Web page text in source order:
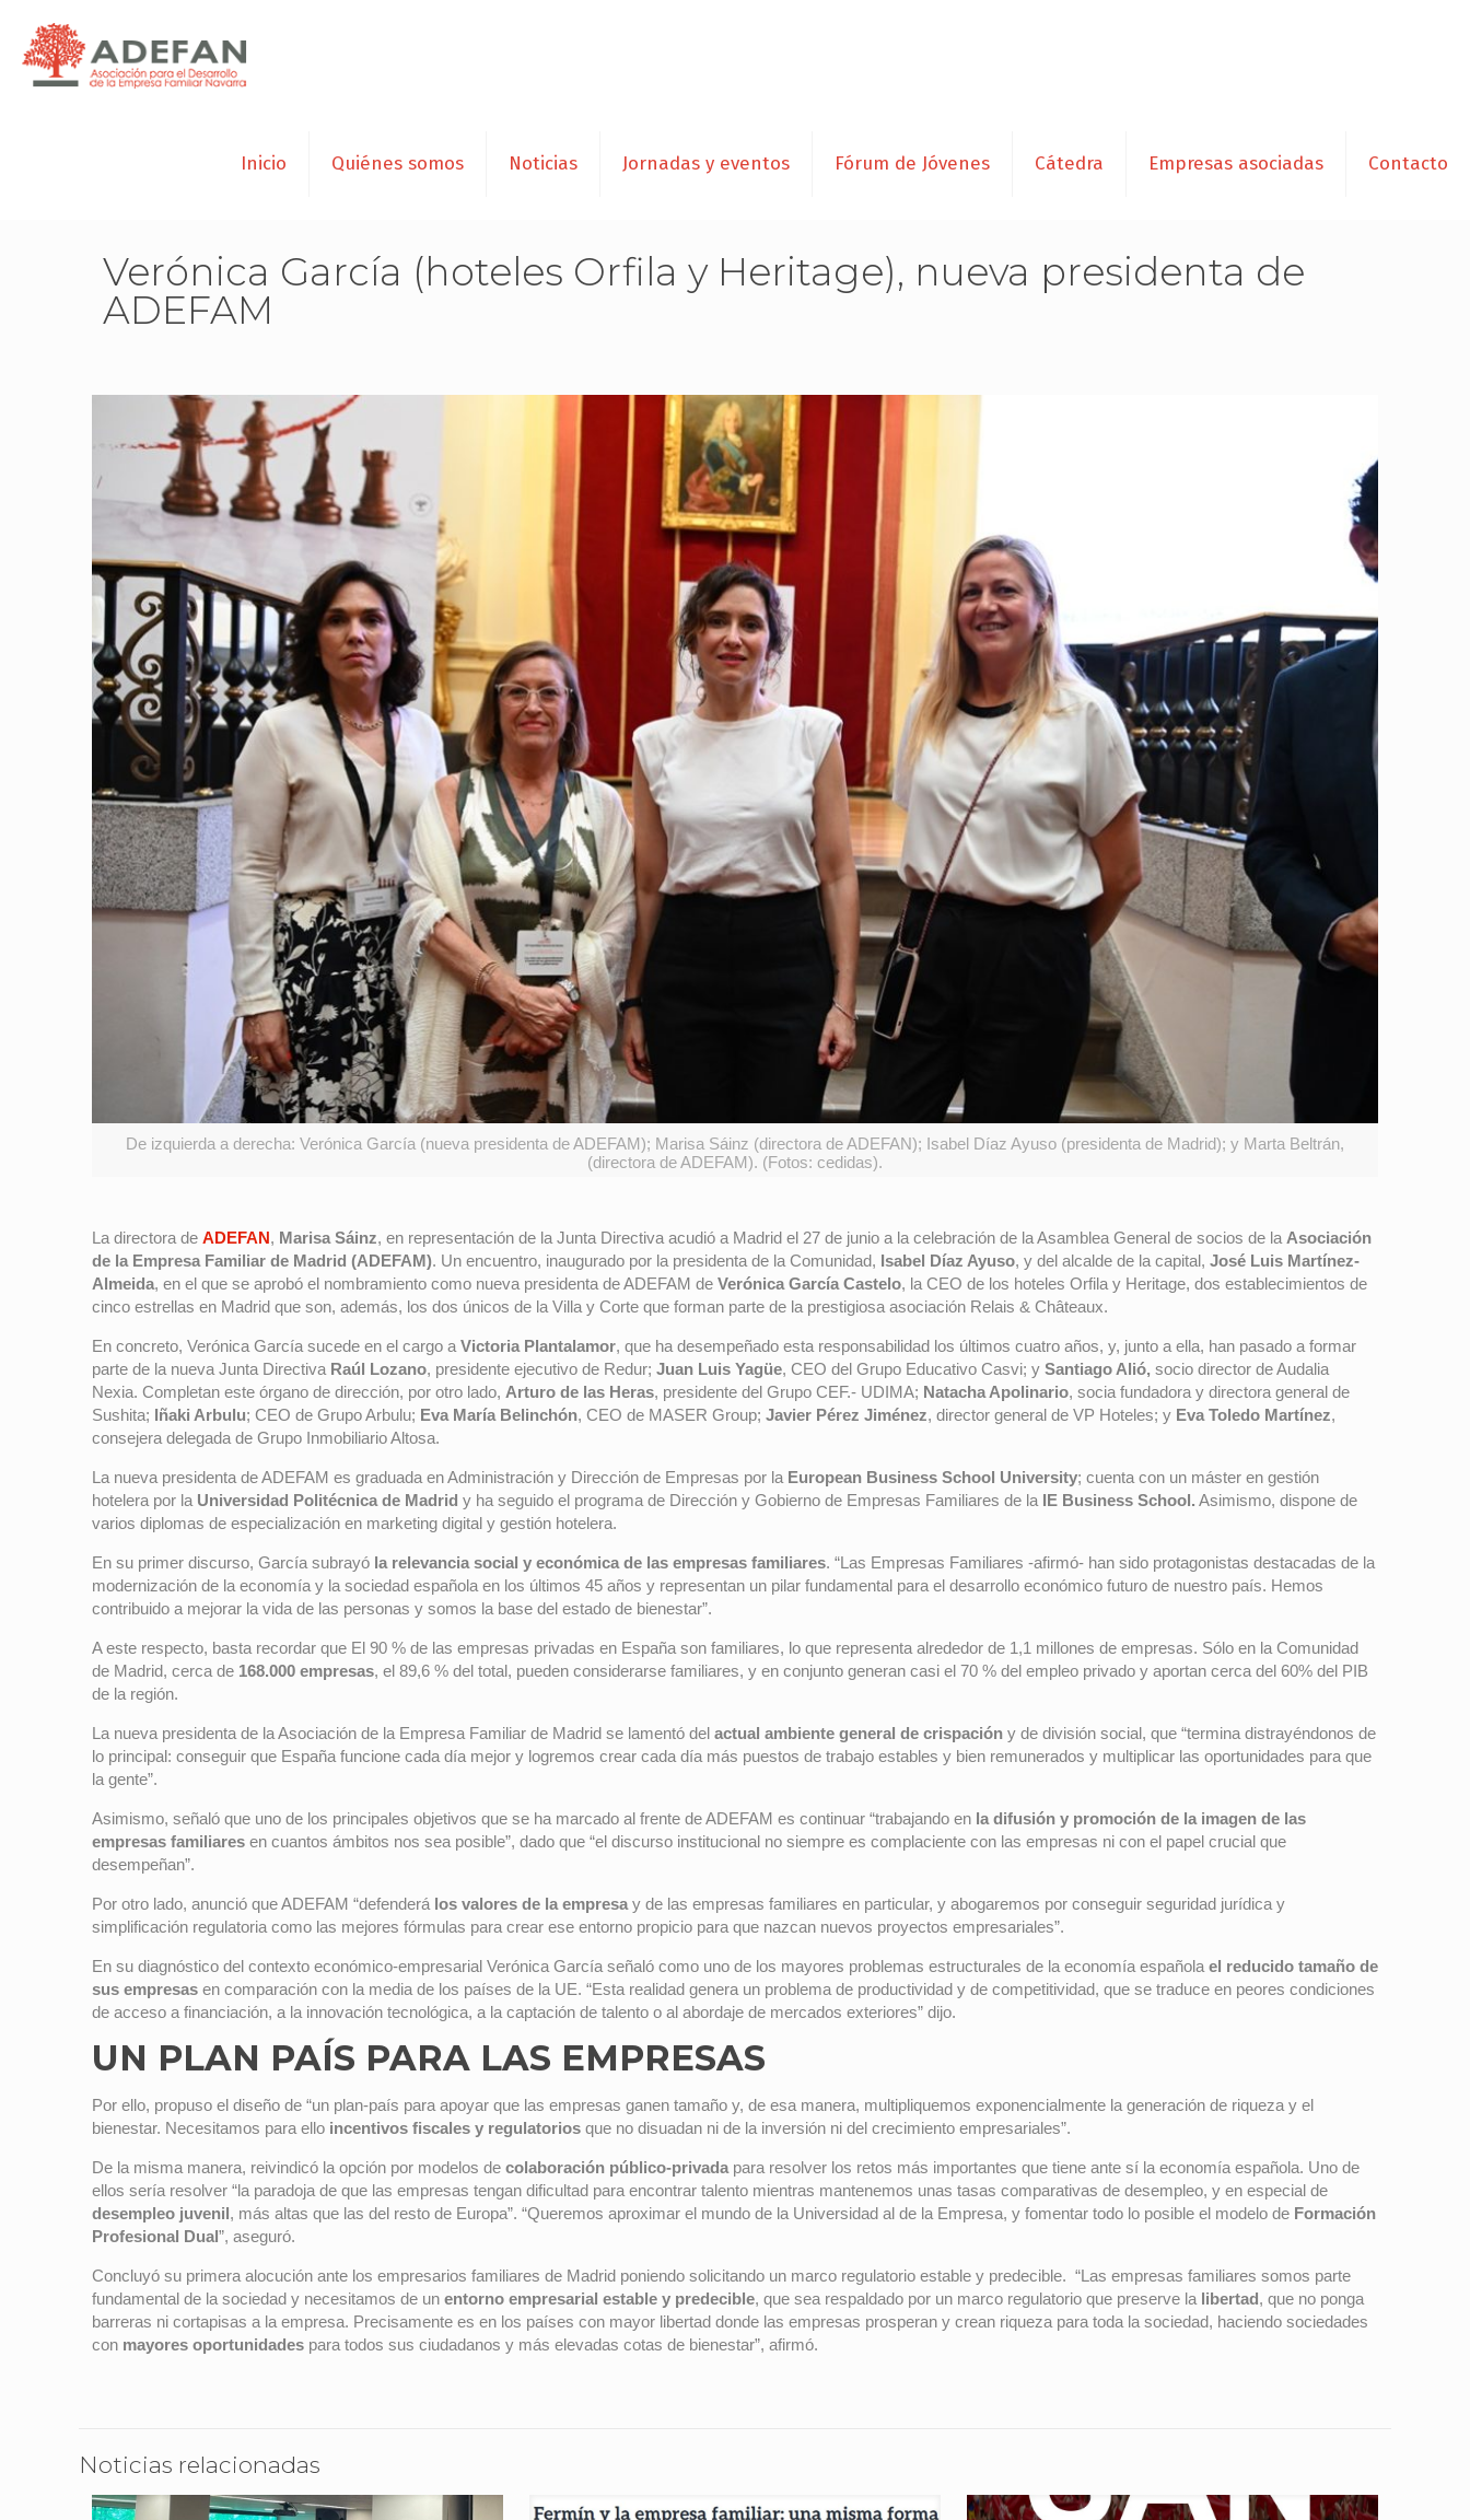
Inicio Quiénes somos Noticias Jornadas y eventos Fórum de Jóvenes Cátedra Empresas asociadas Contacto
Verónica García (hoteles Orfila y Heritage), nueva presidenta de
ADEFAM
De izquierda a derecha: Verónica García (nueva presidenta de ADEFAM); Marisa Sáinz (directora de ADEFAN); Isabel Díaz Ayuso (presidenta de Madrid); y Marta Beltrán,
(directora de ADEFAM). (Fotos: cedidas).
La directora de ADEFAN, Marisa Sáinz, en representación de la Junta Directiva acudió a Madrid el 27 de junio a la celebración de la Asamblea General de socios de la Asociación
de la Empresa Familiar de Madrid (ADEFAM). Un encuentro, inaugurado por la presidenta de la Comunidad, Isabel Díaz Ayuso, y del alcalde de la capital, José Luis Martínez-
Almeida, en el que se aprobó el nombramiento como nueva presidenta de ADEFAM de Verónica García Castelo, la CEO de los hoteles Orfila y Heritage, dos establecimientos de
cinco estrellas en Madrid que son, además, los dos únicos de la Villa y Corte que forman parte de la prestigiosa asociación Relais & Châteaux.
En concreto, Verónica García sucede en el cargo a Victoria Plantalamor, que ha desempeñado esta responsabilidad los últimos cuatro años, y, junto a ella, han pasado a formar
parte de la nueva Junta Directiva Raúl Lozano, presidente ejecutivo de Redur; Juan Luis Yagüe, CEO del Grupo Educativo Casvi; y Santiago Alió, socio director de Audalia
Nexia. Completan este órgano de dirección, por otro lado, Arturo de las Heras, presidente del Grupo CEF.- UDIMA; Natacha Apolinario, socia fundadora y directora general de
Sushita; Iñaki Arbulu; CEO de Grupo Arbulu; Eva María Belinchón, CEO de MASER Group; Javier Pérez Jiménez, director general de VP Hoteles; y Eva Toledo Martínez,
consejera delegada de Grupo Inmobiliario Altosa.
La nueva presidenta de ADEFAM es graduada en Administración y Dirección de Empresas por la European Business School University; cuenta con un máster en gestión
hotelera por la Universidad Politécnica de Madrid y ha seguido el programa de Dirección y Gobierno de Empresas Familiares de la IE Business School. Asimismo, dispone de
varios diplomas de especialización en marketing digital y gestión hotelera.
En su primer discurso, García subrayó la relevancia social y económica de las empresas familiares. “Las Empresas Familiares -afirmó- han sido protagonistas destacadas de la
modernización de la economía y la sociedad española en los últimos 45 años y representan un pilar fundamental para el desarrollo económico futuro de nuestro país. Hemos
contribuido a mejorar la vida de las personas y somos la base del estado de bienestar”.
A este respecto, basta recordar que El 90 % de las empresas privadas en España son familiares, lo que representa alrededor de 1,1 millones de empresas. Sólo en la Comunidad
de Madrid, cerca de 168.000 empresas, el 89,6 % del total, pueden considerarse familiares, y en conjunto generan casi el 70 % del empleo privado y aportan cerca del 60% del PIB
de la región.
La nueva presidenta de la Asociación de la Empresa Familiar de Madrid se lamentó del actual ambiente general de crispación y de división social, que “termina distrayéndonos de
lo principal: conseguir que España funcione cada día mejor y logremos crear cada día más puestos de trabajo estables y bien remunerados y multiplicar las oportunidades para que
la gente”.
Asimismo, señaló que uno de los principales objetivos que se ha marcado al frente de ADEFAM es continuar “trabajando en la difusión y promoción de la imagen de las
empresas familiares en cuantos ámbitos nos sea posible”, dado que “el discurso institucional no siempre es complaciente con las empresas ni con el papel crucial que
desempeñan”.
Por otro lado, anunció que ADEFAM “defenderá los valores de la empresa y de las empresas familiares en particular, y abogaremos por conseguir seguridad jurídica y
simplificación regulatoria como las mejores fórmulas para crear ese entorno propicio para que nazcan nuevos proyectos empresariales”.
En su diagnóstico del contexto económico-empresarial Verónica García señaló como uno de los mayores problemas estructurales de la economía española el reducido tamaño de
sus empresas en comparación con la media de los países de la UE. “Esta realidad genera un problema de productividad y de competitividad, que se traduce en peores condiciones
de acceso a financiación, a la innovación tecnológica, a la captación de talento o al abordaje de mercados exteriores” dijo.
UN PLAN PAÍS PARA LAS EMPRESAS
Por ello, propuso el diseño de “un plan-país para apoyar que las empresas ganen tamaño y, de esa manera, multipliquemos exponencialmente la generación de riqueza y el
bienestar. Necesitamos para ello incentivos fiscales y regulatorios que no disuadan ni de la inversión ni del crecimiento empresariales”.
De la misma manera, reivindicó la opción por modelos de colaboración público-privada para resolver los retos más importantes que tiene ante sí la economía española. Uno de
ellos sería resolver “la paradoja de que las empresas tengan dificultad para encontrar talento mientras mantenemos unas tasas comparativas de desempleo, y en especial de
desempleo juvenil, más altas que las del resto de Europa”. “Queremos aproximar el mundo de la Universidad al de la Empresa, y fomentar todo lo posible el modelo de Formación
Profesional Dual”, aseguró.
Concluyó su primera alocución ante los empresarios familiares de Madrid poniendo solicitando un marco regulatorio estable y predecible. “Las empresas familiares somos parte
fundamental de la sociedad y necesitamos de un entorno empresarial estable y predecible, que sea respaldado por un marco regulatorio que preserve la libertad, que no ponga
barreras ni cortapisas a la empresa. Precisamente es en los países con mayor libertad donde las empresas prosperan y crean riqueza para toda la sociedad, haciendo sociedades
con mayores oportunidades para todos sus ciudadanos y más elevadas cotas de bienestar”, afirmó.
Noticias relacionadas